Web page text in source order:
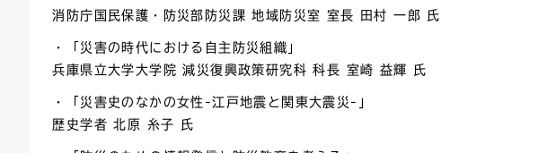
消防庁国民保護・防災部防災課 地域防災室 室長 田村 一郎 氏
・「災害の時代における自主防災組織」
兵庫県立大学大学院 減災復興政策研究科 科長 室崎 益輝 氏
・「災害史のなかの女性-江戸地震と関東大震災-」
歴史学者 北原 糸子 氏